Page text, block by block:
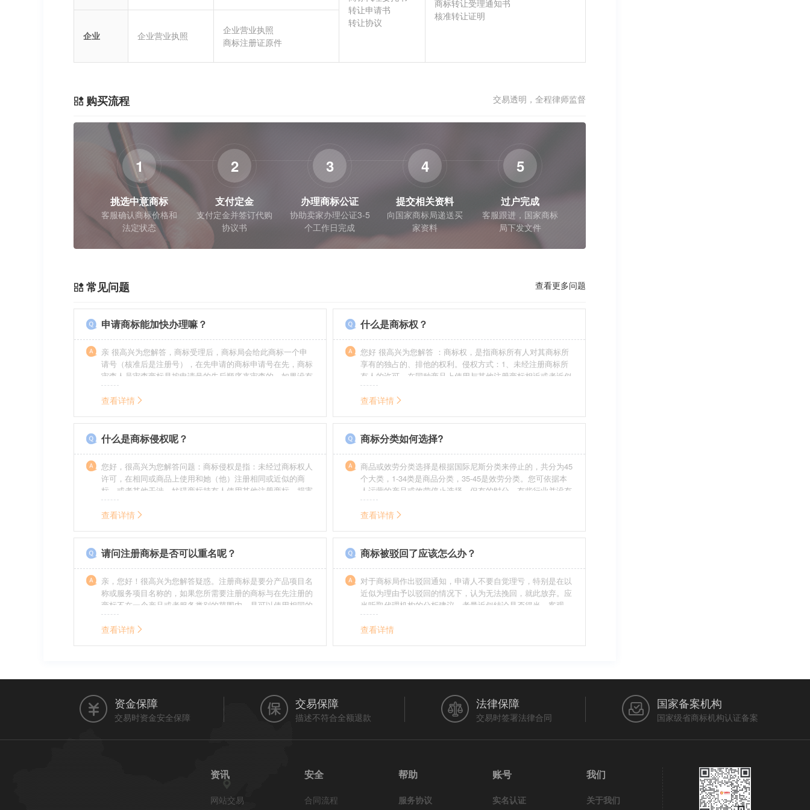
转让申请书
转让协议
商标转让受理通知书
核准转让证明
企业
企业营业执照
企业营业执照
商标注册证原件
购买流程 交易透明，全程律师监督
1
挑选中意商标
客服确认商标价格和
法定状态
2
支付定金
支付定金并签订代购
协议书
3
办理商标公证
协助卖家办理公证3-5
个工作日完成
4
提交相关资料
向国家商标局递送买
家资料
5
过户完成
客服跟进，国家商标
局下发文件
常见问题 查看更多问题
申请商标能加快办理嘛？
亲 很高兴为您解答，商标受理后，商标局会给此商标一个申
请号（核准后是注册号），在先申请的商标申请号在先，商标
审查人员审查商标是按申请号的先后顺序来审查的，如果没有
特殊情况（受理案件需要，被异议等），不会延迟也不会提
前。
查看详情
什么是商标权？
您好 很高兴为您解答 ：商标权，是指商标所有人对其商标所
享有的独占的、排他的权利。侵权方式：1、未经注册商标所
有人的许可，在同种商品上使用与其他注册商标相近或者近似
的商标。2、销售明知是假冒注册商标的商品。3、伪造、擅自
制造他人注册商标标识或者销售伪造、擅自制造的注册商标标
给他人注册商标专用权造成其他损害。
查看详情
什么是商标侵权呢？
您好，很高兴为您解答问题：商标侵权是指：未经过商标权人
许可，在相同或商品上使用和她（他）注册相同或近似的商
标，或者其他干涉、妨碍商标持有人使用其他注册商标，损害
商标持有人合法权益的其他行为。侵权的人通常需要承担侵权
的责任，明知侵权的行为的人要承担赔偿的责任。情节严重
查看详情
商标分类如何选择?
商品或效劳分类选择是根据国际尼斯分类来停止的，共分为45
个大类，1-34类是商品分类，35-45是效劳分类。您可依据本
人运营的产品或效劳停止选择。但有的时分，有些行业并没有
在分类表中明白列出，而且也无法由一个分类就完整包含进
去，这就呈现了跨类别的状况，对这样的行业要特别留意，假
无法全面的停止维护。
查看详情
请问注册商标是否可以重名呢？
亲，您好！很高兴为您解答疑惑。注册商标是要分产品项目名
称或服务项目名称的，如果您所需要注册的商标与在先注册的
商标不在一个产品或者服务类别的范围内，是可以使用相同的
名称的。希望我的回答能帮到您。
查看详情
商标被驳回了应该怎么办？
对于商标局作出驳回通知，申请人不要自觉理亏，特别是在以
近似为理由予以驳回的情况下，认为无法挽回，就此放弃。应
当听取代理机构的分析建议，考量近似结论是否得当、客观，
最终决定是选择放弃还是进行复审，从而最大限度的维护自身
利益（很多商标最后取得成功都是复审争取来的，审查员作出
查看详情
资金保障
交易时资金安全保障
交易保障
描述不符合全额退款
法律保障
交易时签署法律合同
国家备案机构
国家级省商标机构认证备案
资讯
网站交易
安全
合同流程
帮助
服务协议
账号
实名认证
我们
关于我们